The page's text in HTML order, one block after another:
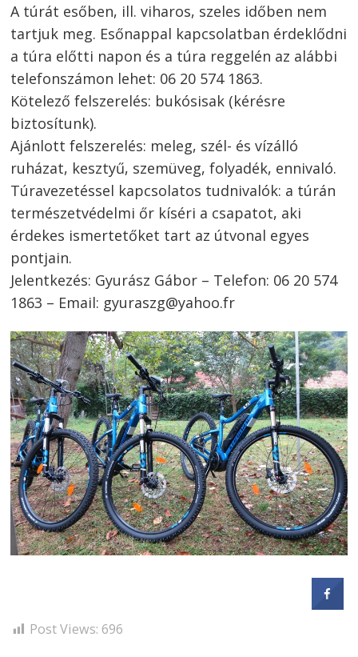
A túrát esőben, ill. viharos, szeles időben nem
tartjuk meg. Esőnappal kapcsolatban érdeklődni
a túra előtti napon és a túra reggelén az alábbi
telefonszámon lehet: 06 20 574 1863.
Kötelező felszerelés: bukósisak (kérésre
biztosítunk).
Ajánlott felszerelés: meleg, szél- és vízálló
ruházat, kesztyű, szemüveg, folyadék, ennivaló.
Túravezetéssel kapcsolatos tudnivalók: a túrán
természetvédelmi őr kíséri a csapatot, aki
érdekes ismertetőket tart az útvonal egyes
pontjain.
Jelentkezés: Gyurász Gábor – Telefon: 06 20 574
1863 – Email: gyuraszg@yahoo.fr
Post Views: 696